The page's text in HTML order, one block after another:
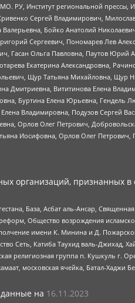
РУ, Институт региональной
Сергей Владимирович,
Бойко Анатолий
Сергеевич, Пономарев Лев
Гасан Ольга Павловна, Паутов
Екатерина Александровна,
Щур Татьяна Михайловна,
Вититинова Елена
Буртина Елена Юрьевна,
Владимировна, Подузов Сергей
Орлов Олег Петрович,
Иосифовна, Орлов Олег
признанных в
База, Асбат аль-Ансар,
Общество возрождения
имени К. Минина и Д.
Сеть, Катиба Таухид валь-
религиозная группа п. Кушкуль г.
московская ячейка, Батал-
данные на 16.11.2023